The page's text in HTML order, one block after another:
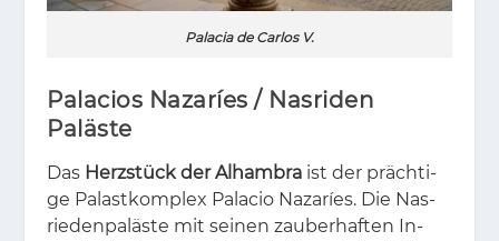
Palacia de Carlos V.
Palacios Nazaríes / Nasriden
Paläste
Das Herzstück der Alhambra ist der präch­ti­
ge Pa­last­kom­plex Pa­la­cio Na­zaríes. Die Nas­
rie­den­pa­läs­te mit sei­nen zau­ber­haf­ten In­